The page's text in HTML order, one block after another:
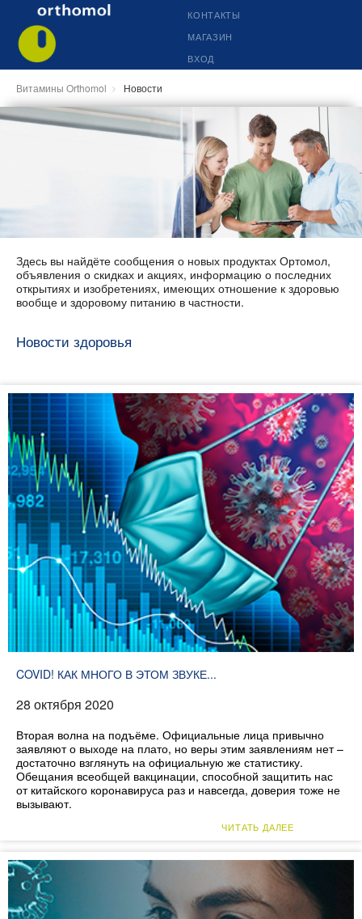
КОНТАКТЫ
МАГАЗИН
ВХОД
Витамины Orthomol Новости
Здесь вы найдёте сообщения о новых продуктах Ортомол,
объявления о скидках и акциях, информацию о последних
открытиях и изобретениях, имеющих отношение к здоровью
вообще и здоровому питанию в частности.
Новости здоровья
COVID! КАК МНОГО В ЭТОМ ЗВУКЕ...
28 октября 2020
Вторая волна на подъёме. Официальные лица привычно
заявляют о выходе на плато, но веры этим заявлениям нет –
достаточно взглянуть на официальную же статистику.
Обещания всеобщей вакцинации, способной защитить нас
от китайского коронавируса раз и навсегда, доверия тоже не
вызывают.
ЧИТАТЬ ДАЛЕЕ